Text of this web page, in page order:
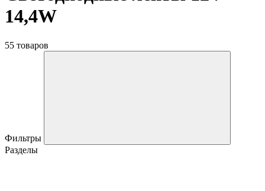
14,4W
55 товаров
Фильтры
Разделы